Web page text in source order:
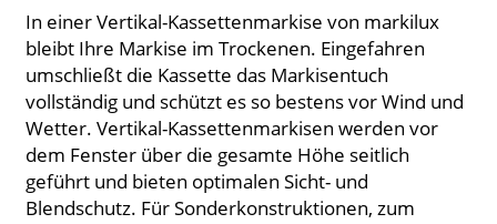
In einer Vertikal-Kassettenmarkise von markilux
bleibt Ihre Markise im Trockenen. Eingefahren
umschließt die Kassette das Markisentuch
vollständig und schützt es so bestens vor Wind und
Wetter. Vertikal-Kassettenmarkisen werden vor
dem Fenster über die gesamte Höhe seitlich
geführt und bieten optimalen Sicht- und
Blendschutz. Für Sonderkonstruktionen, zum